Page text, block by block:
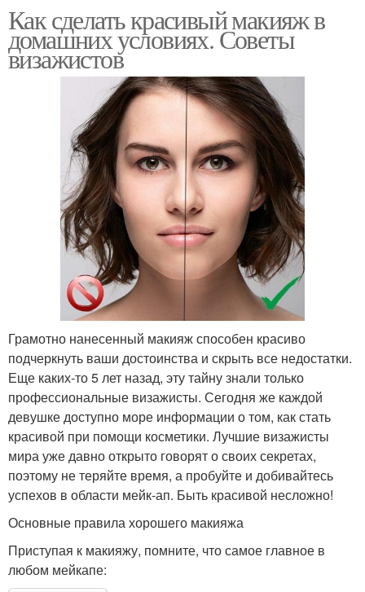
Как сделать красивый макияж в
домашних условиях. Советы
визажистов
Грамотно нанесенный макияж способен красиво
подчеркнуть ваши достоинства и скрыть все недостатки.
Еще каких-то 5 лет назад, эту тайну знали только
профессиональные визажисты. Сегодня же каждой
девушке доступно море информации о том, как стать
красивой при помощи косметики. Лучшие визажисты
мира уже давно открыто говорят о своих секретах,
поэтому не теряйте время, а пробуйте и добивайтесь
успехов в области мейк-ап. Быть красивой несложно!
Основные правила хорошего макияжа
Приступая к макияжу, помните, что самое главное в
любом мейкапе: